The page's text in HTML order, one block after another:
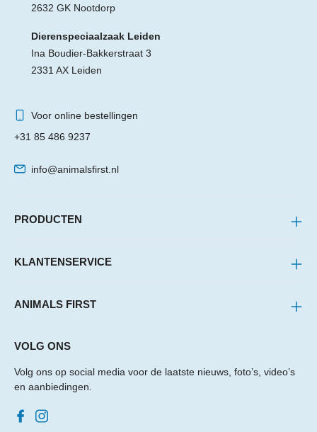
2632 GK Nootdorp
Dierenspeciaalzaak Leiden
Ina Boudier-Bakkerstraat 3
2331 AX Leiden
Voor online bestellingen
+31 85 486 9237
info@animalsfirst.nl
PRODUCTEN
KLANTENSERVICE
ANIMALS FIRST
VOLG ONS
Volg ons op social media voor de laatste nieuws, foto’s, video’s
en aanbiedingen.